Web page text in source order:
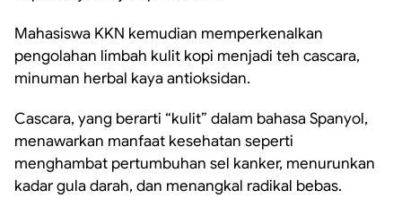
Mahasiswa KKN kemudian memperkenalkan
pengolahan limbah kulit kopi menjadi teh cascara,
minuman herbal kaya antioksidan.
Cascara, yang berarti “kulit” dalam bahasa Spanyol,
menawarkan manfaat kesehatan seperti
menghambat pertumbuhan sel kanker, menurunkan
kadar gula darah, dan menangkal radikal bebas.